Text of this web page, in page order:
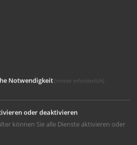
zahlreiche Aufgaben:
Altares und der liturgischen
beim Anlegen der
für Kirchenbesucher,
Notwendigkeit(immer erforderlich)
oder deaktivieren
können Sie alle Dienste aktivieren oder